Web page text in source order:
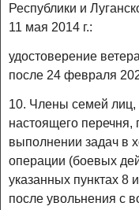
Республики и
11 мая 2014 г.:
удостоверение
после 24 февраля
10. Члены семей лиц,
настоящего
выполнении задач в
операции (боевых
указанных пунктах 8
после увольнения с